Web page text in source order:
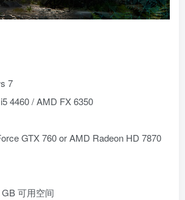
7
4460 / AMD FX 6350
GTX 760 or AMD Radeon HD 7870
可用空间